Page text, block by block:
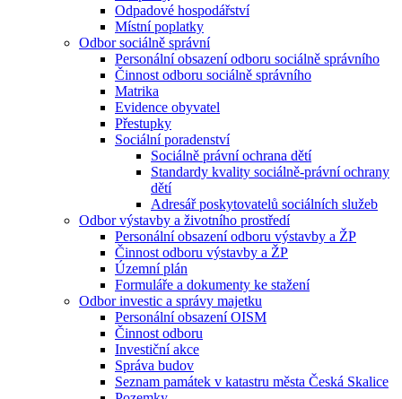
Odpadové hospodářství
Místní poplatky
Odbor sociálně správní
Personální obsazení odboru sociálně správního
Činnost odboru sociálně správního
Matrika
Evidence obyvatel
Přestupky
Sociální poradenství
Sociálně právní ochrana dětí
Standardy kvality sociálně-právní ochrany
dětí
Adresář poskytovatelů sociálních služeb
Odbor výstavby a životního prostředí
Personální obsazení odboru výstavby a ŽP
Činnost odboru výstavby a ŽP
Územní plán
Formuláře a dokumenty ke stažení
Odbor investic a správy majetku
Personální obsazení OISM
Činnost odboru
Investiční akce
Správa budov
Seznam památek v katastru města Česká Skalice